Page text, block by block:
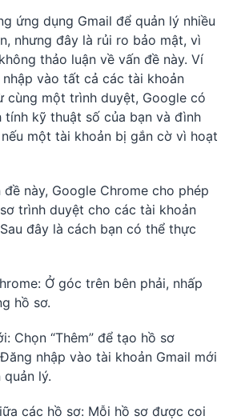
ứng dụng Gmail để quản lý nhiều
nhưng đây là rủi ro bảo mật, vì
thảo luận về vấn đề này. Ví
nhập vào tất cả các tài khoản
cùng một trình duyệt, Google có
tính kỹ thuật số của bạn và đình
một tài khoản bị gắn cờ vì hoạt
này, Google Chrome cho phép
trình duyệt cho các tài khoản
đây là cách bạn có thể thực
Ở góc trên bên phải, nhấp
hồ sơ.
Chọn “Thêm” để tạo hồ sơ
nhập vào tài khoản Gmail mới
quản lý.
các hồ sơ: Mỗi hồ sơ được coi